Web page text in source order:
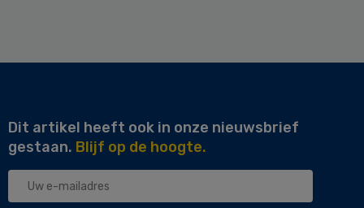
Dit artikel heeft ook in onze nieuwsbrief
gestaan. Blijf op de hoogte.
Uw